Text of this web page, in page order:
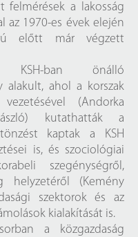
felmérések a lakosság
az 1970-es évek elején
előtt már végzett
ban önálló
alakult, ahol a korszak
(Andorka
kutathatták a
kaptak a KSH
is, és szociológiai
szegénységről,
helyzetéről (Kemény
szektorok és az
kialakítását is.
a közgazdaság